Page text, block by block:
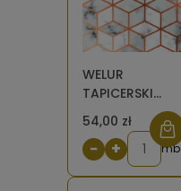
WELUR
TAPICERSKI
Marmur 3d
(duży wzór)
54,00 zł
− + mb